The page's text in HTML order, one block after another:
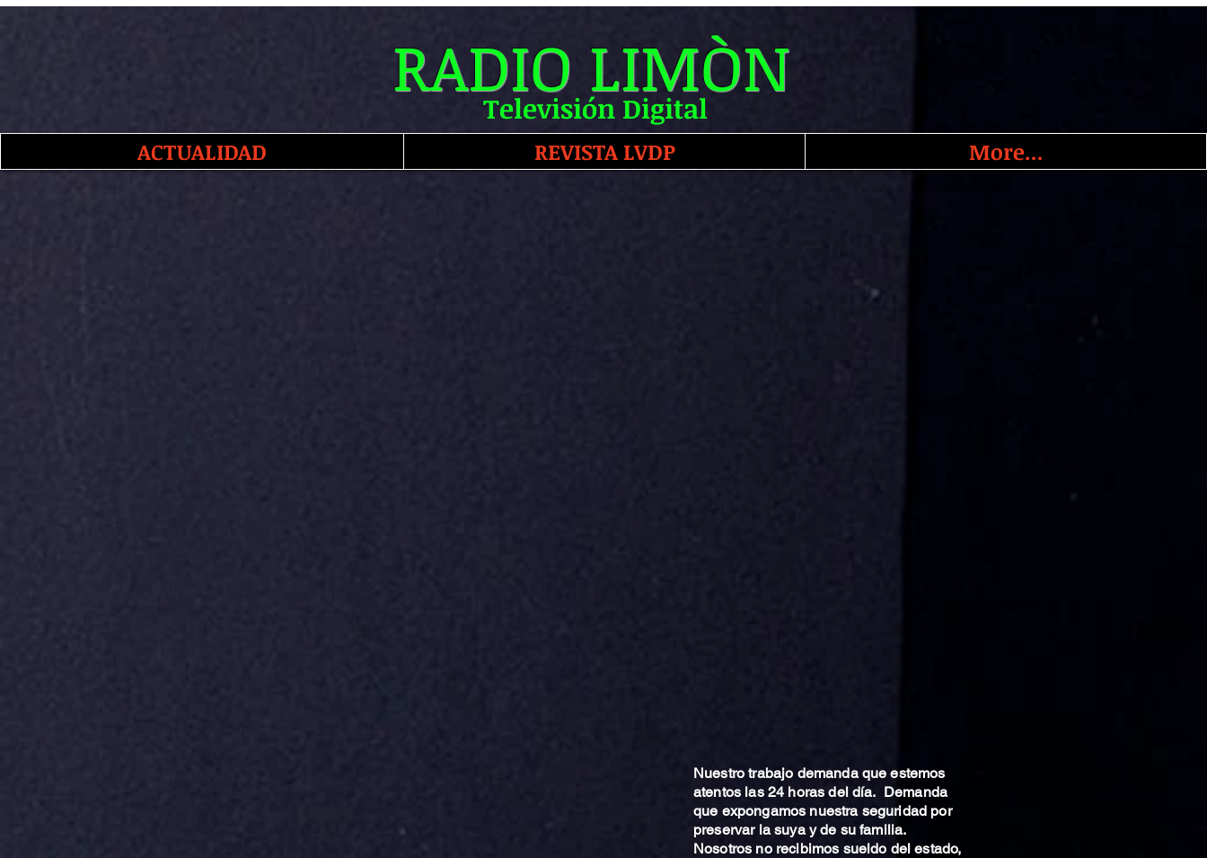
Nuestro trabajo demanda que estemos
atentos las 24 horas del día. Demanda
que expongamos nuestra seguridad por
preservar la suya y de su familia.
Nosotros no recibimos sueldo del estado,
Televisión Digital
RADIO LIMÒN
ACTUALIDAD REVISTA LVDP More...